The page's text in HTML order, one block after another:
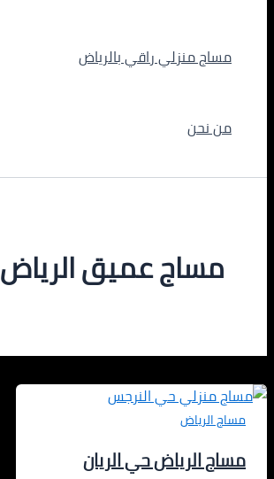
مساج منزلي راقي بالرياض
من نحن
مساج عميق الرياض
مساج الرياض
مساج الرياض حي الريان